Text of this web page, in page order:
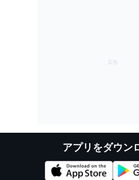
アプリをダウン